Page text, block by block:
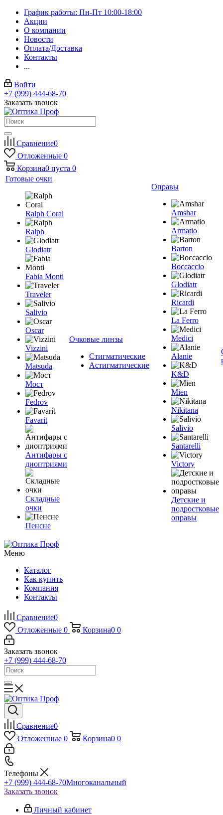
График работы: Пн-Пт 10:00-18:00
Акции
О компании
Новости
Оплата/Доставка
Контакты
...
Войти
+7 (999) 444-68-70
Заказать звонок
Сравнение0
Отложенные 0
Корзина0 пуста 0
Готовые очки
Ralph Coral
Ralph
Glodiatr
Fabia Monti
Traveler
Salivio
Oscar
Vizzini
Matsuda
Мост
Fedrov
Favarit
Антифары с
диоптриями
Складные
очки
Пенсне
Очковые линзы
Стигматические
Астигматические
Оправы
Amshar
Armatio
Barton
Boccaccio
Glodiatr
Ricardi
La Ferro
Medici
Alanie
K&D
Mien
Nikitana
Salivio
Santarelli
Victory
Детские и
подростковые
оправы
Меню
Каталог
Как купить
Компания
Контакты
Сравнение0
Отложенные 0 Корзина0 0
Заказать звонок
+7 (999) 444-68-70
Сравнение0
Отложенные 0 Корзина0 0
Телефоны
+7 (999) 444-68-70Многоканальный
Заказать звонок
Личный кабинет